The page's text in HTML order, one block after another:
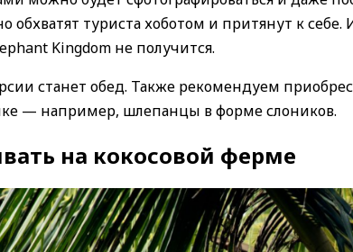
обхватят туриста хоботом и притянут к
Kingdom не получится.
станет обед. Также рекомендуем
— например, шлепанцы в форме слоников.
на кокосовой ферме